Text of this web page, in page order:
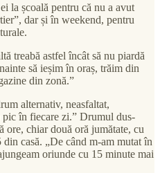
la școală pentru că nu a avut
dar și în weekend, pentru
treabă astfel încât să nu piardă
să ieșim în oraș, trăim din
din zonă.”
alternativ, neasfaltat,
pic în fiecare zi.” Drumul dus-
ore, chiar două oră jumătate, cu
casă. „De când m-am mutat în
oriunde cu 15 minute mai